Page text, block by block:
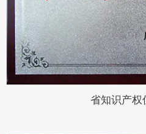
省知识产权